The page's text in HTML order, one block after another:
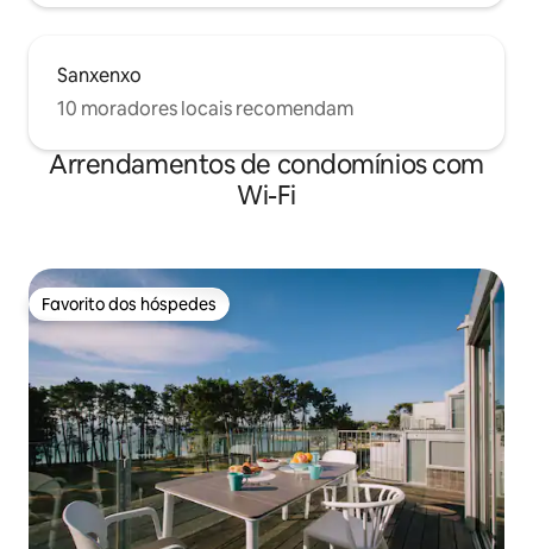
Sanxenxo
10 moradores locais recomendam
Arrendamentos de condomínios com
Wi-Fi
Favorito dos hóspedes
Favorito dos hóspedes